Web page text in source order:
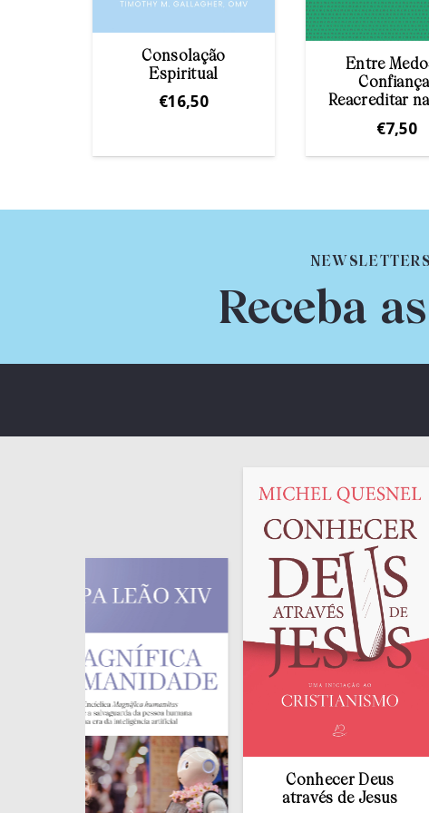
Consolação
Espiritual
€16,50
Entre
Reacreditar
€7,50
Receba
Conhecer Deus
através de Jesus